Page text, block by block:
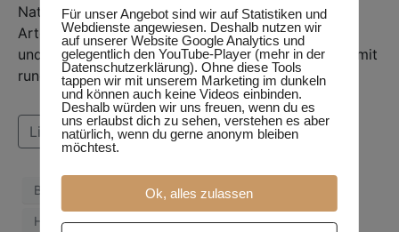
Naturschutzgebiete. Sie gelten als Inseln der
Artenvielfalt, die besondere Lebensräume erhalten
und wiederherstellen. Dennoch sind dort Insekten mit
rund 16 Pestiziden belastet. Wie kann das sein?
Lies weiter
Brühl Entomologe Gifte
Hörren Insekten Naturschutzgebiete
Für unser Angebot sind wir auf Statistiken und
Webdienste angewiesen. Deshalb nutzen wir
auf unserer Website Google Analytics und
gelegentlich den YouTube-Player (mehr in der
Datenschutzerklärung). Ohne diese Tools
tappen wir mit unserem Marketing im dunkeln
und können auch keine Videos einbinden.
Deshalb würden wir uns freuen, wenn du es
uns erlaubst dich zu sehen, verstehen es aber
natürlich, wenn du gerne anonym bleiben
möchtest.
Ok, alles zulassen